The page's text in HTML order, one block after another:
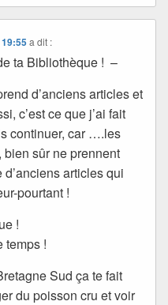
a dit :
ta Bibliothèque ! –
d’anciens articles et
c’est ce que j’ai fait
continuer, car ….les
sûr ne prennent
articles qui
pourtant !
!
temps !
Sud ça te fait
du poisson cru et voir